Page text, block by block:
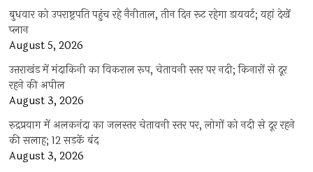
बुधवार को उपराष्ट्रपति पहुंच रहे नैनीताल, तीन दिन रूट रहेगा डायवर्ट; यहां देखें
प्‍लान
August 5, 2026
उत्तराखंड में मंदाकिनी का विकराल रूप, चेतावनी स्तर पर नदी; किनारों से दूर
रहने की अपील
August 3, 2026
रुद्रप्रयाग में अलकनंदा का जलस्तर चेतावनी स्तर पर, लोगों को नदी से दूर रहने
की सलाह; 12 सड़कें बंद
August 3, 2026